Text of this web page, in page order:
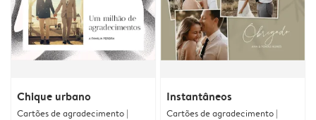
Chique urbano
Cartões de agradecimento |
Instantâneos
Cartões de agradecimento |